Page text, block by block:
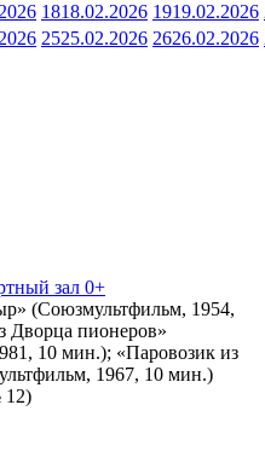
1818.02.2026 1919.02.2026
2525.02.2026 2626.02.2026
зал 0+
(Союзмультфильм, 1954,
Дворца пионеров»
10 мин.); «Паровозик из
1967, 10 мин.)
12)